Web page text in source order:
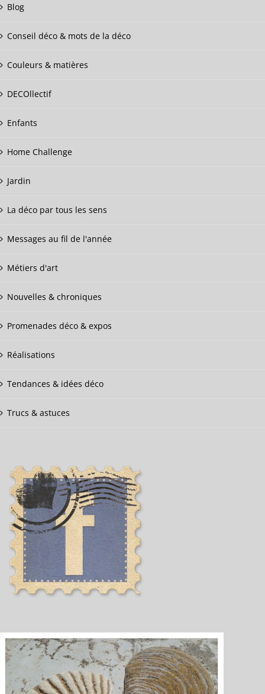
Blog
Conseil déco & mots de la déco
Couleurs & matières
DECOllectif
Enfants
Home Challenge
Jardin
La déco par tous les sens
Messages au fil de l'année
Métiers d'art
Nouvelles & chroniques
Promenades déco & expos
Réalisations
Tendances & idées déco
Trucs & astuces